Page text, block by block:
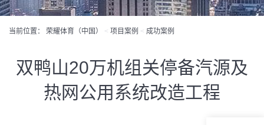
当前位置： 荣耀体育（中国） < 项目案例 < 成功案例
双鸭山20万机组关停备汽源及
热网公用系统改造工程